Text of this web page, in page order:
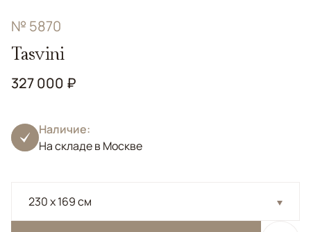
№ 5870
Tasvini
327 000 ₽
Наличие:
На складе в Москве
230 x 169 см